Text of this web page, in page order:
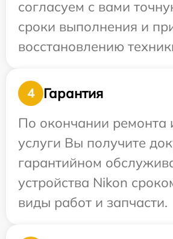
согласуем с вами
сроки выполнения и
восстановлению
4
Гарантия
По окончании ремонта
услуги Вы получите
гарантийном
устройства Nikon
виды работ и запчасти.